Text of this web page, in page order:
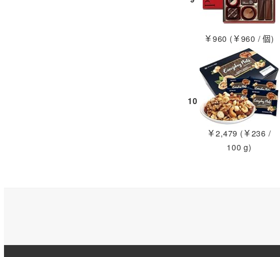
￥960 (￥960 / 個)
10
￥2,479 (￥236 /
100 g)